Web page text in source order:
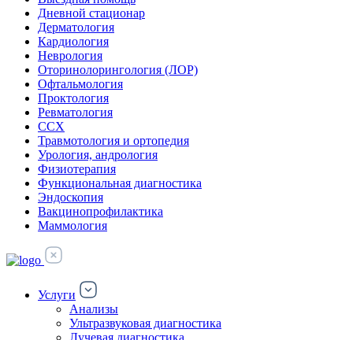
Дневной стационар
Дерматология
Кардиология
Неврология
Оторинолорингология (ЛОР)
Офтальмология
Проктология
Ревматология
ССХ
Травмотология и ортопедия
Урология, андрология
Физиотерапия
Функциональная диагностика
Эндоскопия
Вакцинопрофилактика
Маммология
Услуги
Анализы
Ультразвуковая диагностика
Лучевая диагностика